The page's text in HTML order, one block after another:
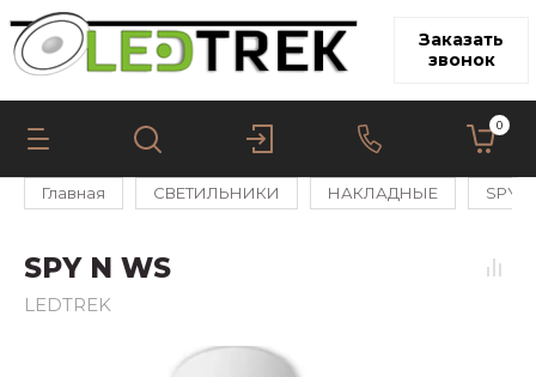
Заказать
звонок
0
Главная СВЕТИЛЬНИКИ НАКЛАДНЫЕ SPY
SPY N WS
LEDTREK